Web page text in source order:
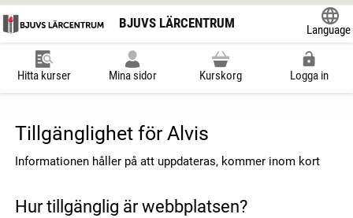
BJUVS LÄRCENTRUM
Language
Hitta kurser Mina sidor Kurskorg Logga in
Tillgänglighet för Alvis
Informationen håller på att uppdateras, kommer inom kort
Hur tillgänglig är webbplatsen?